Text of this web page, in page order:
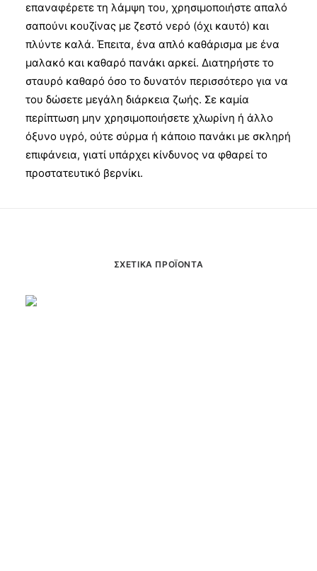
επαναφέρετε τη λάμψη του, χρησιμοποιήστε απαλό
σαπούνι κουζίνας με ζεστό νερό (όχι καυτό) και
πλύντε καλά. Έπειτα, ένα απλό καθάρισμα με ένα
μαλακό και καθαρό πανάκι αρκεί. Διατηρήστε το
σταυρό καθαρό όσο το δυνατόν περισσότερο για να
του δώσετε μεγάλη διάρκεια ζωής. Σε καμία
περίπτωση μην χρησιμοποιήσετε χλωρίνη ή άλλο
όξυνο υγρό, ούτε σύρμα ή κάποιο πανάκι με σκληρή
επιφάνεια, γιατί υπάρχει κίνδυνος να φθαρεί το
προστατευτικό βερνίκι.
ΣΧΕΤΙΚΆ ΠΡΟΪΌΝΤΑ